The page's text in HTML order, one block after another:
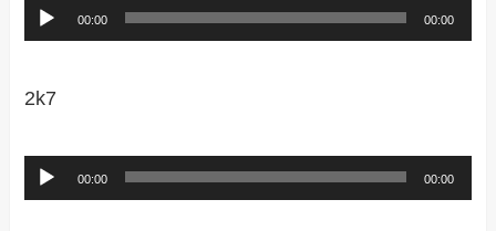
ヤ
音
ー
ヤ
00:00 00:00
2k7
音
00:00 00:00